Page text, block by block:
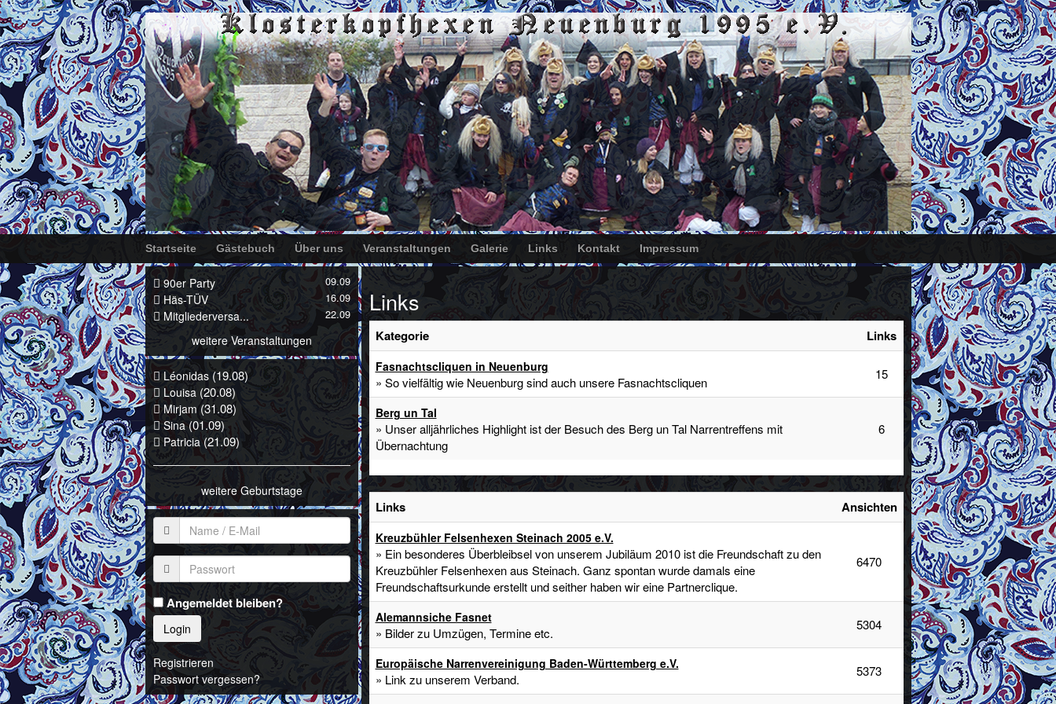
Startseite Gästebuch Über uns Veranstaltungen Galerie Links Kontakt Impressum
Links
Kategorie Links
Fasnachtscliquen in Neuenburg
» So vielfältig wie Neuenburg sind auch unsere Fasnachtscliquen
15
Berg un Tal
» Unser alljährliches Highlight ist der Besuch des Berg un Tal Narrentreffens mit
Übernachtung
6
Links Ansichten
Kreuzbühler Felsenhexen Steinach 2005 e.V.
» Ein besonderes Überbleibsel von unserem Jubiläum 2010 ist die Freundschaft zu den
Kreuzbühler Felsenhexen aus Steinach. Ganz spontan wurde damals eine
Freundschaftsurkunde erstellt und seither haben wir eine Partnerclique.
6470
Alemannsiche Fasnet
» Bilder zu Umzügen, Termine etc.
5304
Europäische Narrenvereinigung Baden-Württemberg e.V.
» Link zu unserem Verband.
5373
90er Party 09.09
Häs-TÜV 16.09
Mitgliederversa... 22.09
weitere Veranstaltungen
Léonidas(19.08)
Louisa(20.08)
Mirjam(31.08)
Sina(01.09)
Patricia(21.09)
weitere Geburtstage
Angemeldet bleiben?
Login
Registrieren
Passwort vergessen?